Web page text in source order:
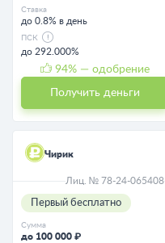
Ставка
до 0.8% в день
ПСК
до 292.000%
94% — одобрение
Получить деньги
Чирик
Лиц. № 78-24-065408
Первый бесплатно
Сумма
до 100 000 ₽